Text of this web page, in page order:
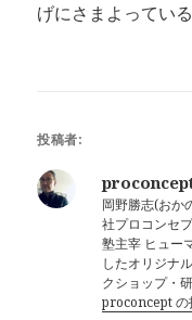
げにさまよってい
投稿者:
岡野勝志(おか
社プロコンセ
塾主宰 ヒュー
したオリジナ
クショップ・
proconcept の